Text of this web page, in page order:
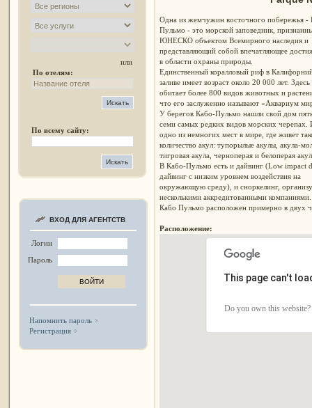
или
По отелям:
По всему сайту:
ВХОД ДЛЯ АГЕНТСТВ
Логин
Пароль
Напомнить пароль
Регистрация
Одна из жемчужин восточного побережья -
Пульмо - это морской заповедник,
ЮНЕСКО объектом Всемирного наследия и
представляющий собой впечатляющее
в области охраны природы.
Единственный коралловый риф в
заливе имеет возраст около 20 000 лет. Здесь
обитает более 800 видов животных и
что его заслуженно называют «Аквариум
У берегов Кабо-Пульмо нашли свой дом
семи самых редких видов морских черепах.
одно из немногих мест в мире, где живет
количество акул: тупорылые акулы, акула-
тигровая акула, черноперая и белоперая
В Кабо-Пульмо есть и дайвинг (Low impact
дайвинг с низким уровнем воздействия на
окружающую среду), и сноркелинг,
несколькими аккредитованными
Кабо Пульмо расположен примерно в двух
Расположение:
This page can't
Do you own this website?